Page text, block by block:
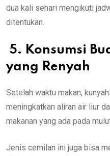
dua kali sehari mengikuti
ditentukan.
5. Konsumsi
yang Renyah
Setelah waktu makan,
meningkatkan aliran air liur
makanan yang ada pada
Jenis cemilan ini juga bisa